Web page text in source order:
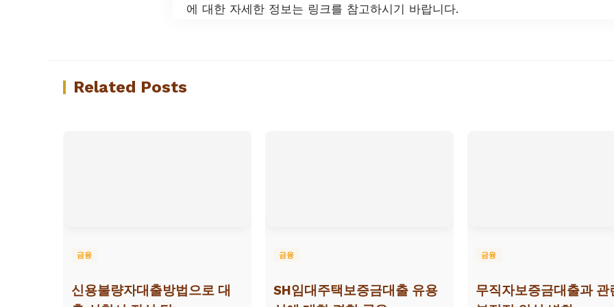
에 대한 자세한 정보는 링크를 참고하시기 바랍니다.
Related Posts
금융
신용불량자대출방법으로 대
금융
SH임대주택보증금대출 유용
금융
무직자보증금대출과 관